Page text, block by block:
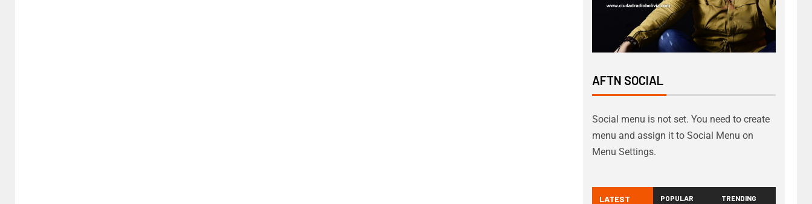
AFTN SOCIAL
Social menu is not set. You need to create
menu and assign it to Social Menu on
Menu Settings.
LATEST POPULAR TRENDING